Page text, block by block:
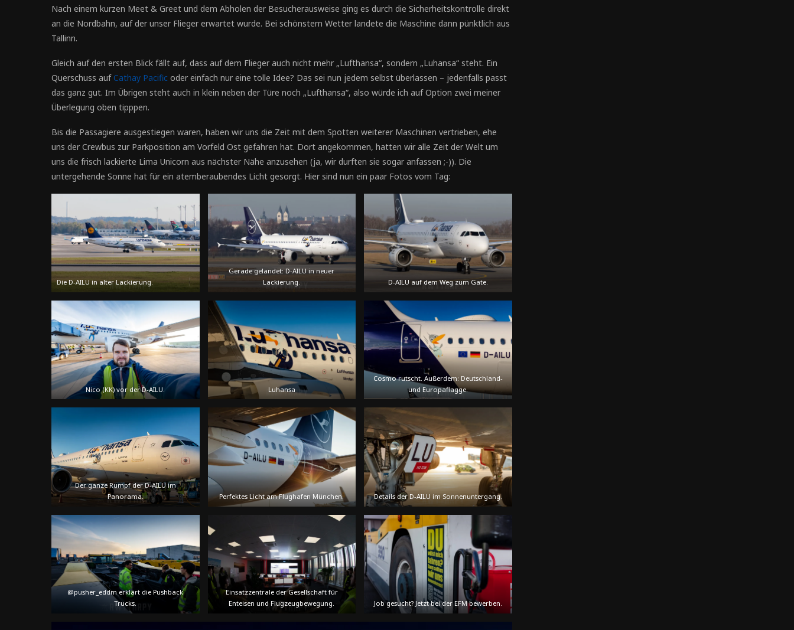
Nach einem kurzen Meet & Greet und dem Abholen der Besucherausweise ging es durch die Sicherheitskontrolle direkt
an die Nordbahn, auf der unser Flieger erwartet wurde. Bei schönstem Wetter landete die Maschine dann pünktlich aus
Tallinn.
Gleich auf den ersten Blick fällt auf, dass auf dem Flieger auch nicht mehr „Lufthansa“, sondern „Luhansa“ steht. Ein
Querschuss aufCathay Pacific oder einfach nur eine tolle Idee? Das sei nun jedem selbst überlassen – jedenfalls passt
das ganz gut. Im Übrigen steht auch in klein neben der Türe noch „Lufthansa“, also würde ich auf Option zwei meiner
Überlegung oben tipppen.
Bis die Passagiere ausgestiegen waren, haben wir uns die Zeit mit dem Spotten weiterer Maschinen vertrieben, ehe
uns der Crewbus zur Parkposition am Vorfeld Ost gefahren hat. Dort angekommen, hatten wir alle Zeit der Welt um
uns die frisch lackierte Lima Unicorn aus nächster Nähe anzusehen (ja, wir durften sie sogar anfassen ;-)). Die
untergehende Sonne hat für ein atemberaubendes Licht gesorgt. Hier sind nun ein paar Fotos vom Tag:
Die D-AILU in alter Lackierung.
Gerade gelandet: D-AILU in neuer
Lackierung.
D-AILU auf dem Weg zum Gate.
Nico (KK) vor der D-AILU. Luhansa
Cosmo rutscht. Außerdem: Deutschland-
und Europaflagge.
Der ganze Rumpf der D-AILU im
Panorama.
Perfektes Licht am Flughafen München. Details der D-AILU im Sonnenuntergang.
@pusher_eddm erklärt die Pushback
Trucks.
Einsatzzentrale der Gesellschaft für
Enteisen und Flugzeugbewegung.
Job gesucht? Jetzt bei der EFM bewerben.